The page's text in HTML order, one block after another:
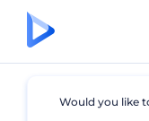
Coruja
Would you like